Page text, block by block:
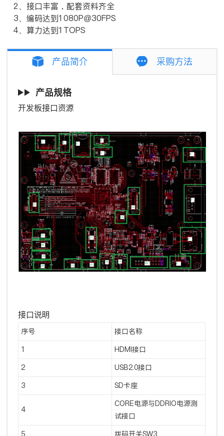
2、接口丰富，配套资料齐全
3、编码达到1080P@30FPS
4、算力达到1TOPS
产品简介 采购方法
产品规格
开发板接口资源
接口说明
序号 接口名称
1 HDMI接口
2 USB2.0接口
3 SD卡座
4
CORE电源与DDRIO电源测
试接口
5 拨码开关SW3